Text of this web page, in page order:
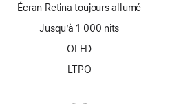
Écran Retina toujours allumé
Jusqu’à 1 000 nits
OLED
LTPO